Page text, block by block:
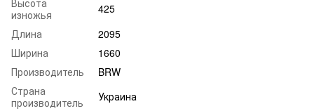
Высота
изножья
425
Длина
2095
Ширина
1660
Производитель
BRW
Страна
производитель
Украина